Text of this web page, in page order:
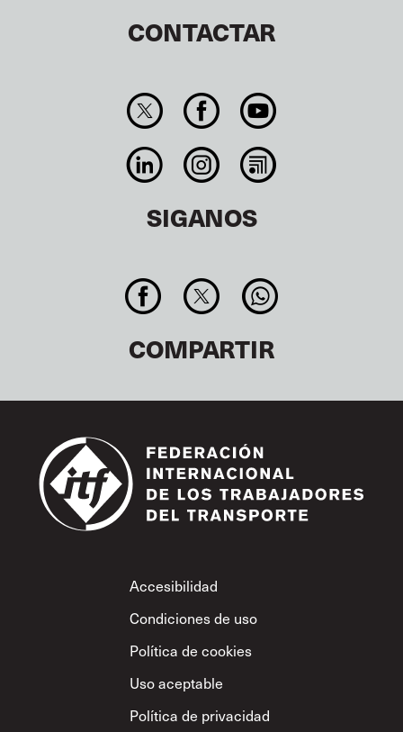
CONTACTAR
SIGANOS
COMPARTIR
Footer
Accesibilidad
Condiciones de uso
Política de cookies
Uso aceptable
Política de privacidad